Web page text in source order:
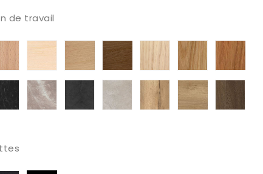
de travail
hêtre
Hêtre
torréfié
Hêtre
Canaletto
chêne
blanchi
chêne
verni
naturel
Estratificado
mármol
negro
Marmol
Atenea
Stuc
Pierre
Extratificado
color
cemento
Extratifique
Chene
Halifax
roble
H3331
del